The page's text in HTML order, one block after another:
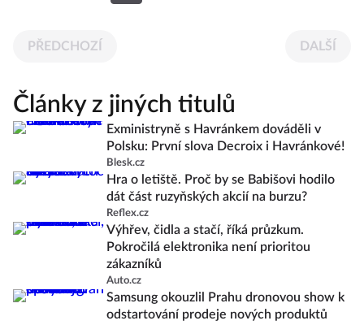
PŘEDCHOZÍ DALŠÍ
Články z jiných titulů
Exministryně s Havránkem dováděli v
Polsku: První slova Decroix i Havránkové!
Blesk.cz
Hra o letiště. Proč by se Babišovi hodilo
dát část ruzyňských akcií na burzu?
Reflex.cz
Výhřev, čidla a stačí, říká průzkum.
Pokročilá elektronika není prioritou
zákazníků
Auto.cz
Samsung okouzlil Prahu dronovou show k
odstartování prodeje nových produktů